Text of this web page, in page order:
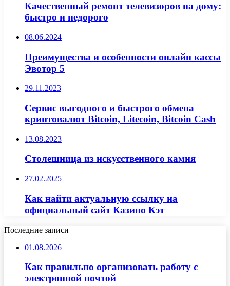
Качественный ремонт телевизоров на дому:
быстро и недорого
08.06.2024
Преимущества и особенности онлайн кассы
Эвотор 5
29.11.2023
Сервис выгодного и быстрого обмена
криптовалют Bitcoin, Litecoin, Bitcoin Cash
13.08.2023
Столешница из искусственного камня
27.02.2025
Как найти актуальную ссылку на
официальный сайт Казино Кэт
Последние записи
01.08.2026
Как правильно организовать работу с
электронной почтой